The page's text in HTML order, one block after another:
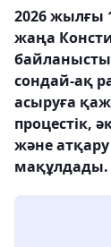
2026 жылғы
жаңа
сондай-ақ
асыруға
процестік,
және атқару
мақұлдады.